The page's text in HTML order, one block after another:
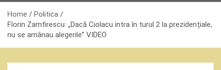
Home
Politica
Florin Zamfirescu: „Dacă Ciolacu intra în turul 2 la prezidențiale,
nu se amânau alegerile” VIDEO